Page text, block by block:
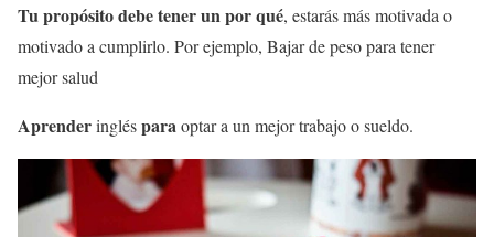
Tu propósito debe tener un por qué, estarás más motivada o
motivado a cumplirlo. Por ejemplo, Bajar de peso para tener
mejor salud
Aprenderinglésparaoptar a un mejor trabajo o sueldo.